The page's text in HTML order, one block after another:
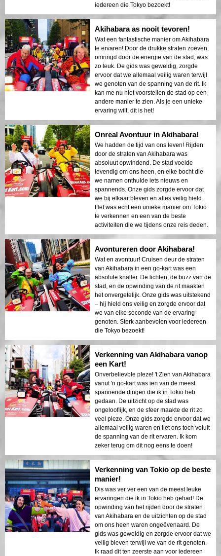
iedereen die Tokyo bezoekt!
Akihabara as nooit tevoren!
Wat een fantastische manier om Akihabara
te ervaren! Door de drukke straten zoeven,
omringd door de energie van de stad, was
zo leuk. De gids was geweldig, zorgde
ervoor dat we allemaal veilig waren terwijl
we genoten van de spanning van de rit. Ik
kan me nu niet voorstellen de stad op een
andere manier te zien. Als je een unieke
ervaring wilt, dit is het!
Onreal Avontuur in Akihabara!
We hadden de tijd van ons leven! Rijden
door de straten van Akihabara was
absoluut opwindend. De stad voelde
levendig om ons heen, en elke bocht die
we namen onthulde iets nieuws en
spannends. Onze gids zorgde ervoor dat
we bij elkaar bleven en alles veilig hield.
Het was echt een unieke manier om Tokio
te verkennen en een van de beste
activiteiten die we tijdens onze reis deden.
Avontureren door Akihabara!
Wat en avontuur! Cruisen deur de straten
van Akihabara in een go-kart was een
absolute knaller. De lichten, de buzz van de
stad, en de opwinding van de rit maakten
het onvergetelijk. Onze gids was uitstekend
– hij hield ons veilig en zorgde ervoor dat
we van elke seconde van de ervaring
genoten. Sterk aanbevolen voor iedereen
die Tokyo bezoekt!
Verkenning van Akihabara vanop
een Kart!
Onverbelievble pleze! 't Zien van Akihabara
vanut 'n go-kart was ien van de meest
spannende dingen die ik in Tokio heb
gedaan. De uitzicht op de stad was
ongelooflijk, en de sfeer maakte de rit zo
veel pleze. Onze gids zorgde ervoor dat we
allemaal veilig waren en liet ons toch voluit
de spanning van de rit ervaren. Ik kom
zeker terug om dit nog eens te doen!
Verkenning van Tokio op de beste
manier!
Dis was ver ver een van de meest leuke
ervaringen die ik in Tokio heb gehad! De
opwinding van het rijden door de straten
van Akihabara en de uitzichten op de stad
om ons heen waren ongeëvenaard. De
gids was geweldig en zorgde ervoor dat we
veilig bleven terwijl we van de rit genoten.
Ik raad dit ten zeerste aan voor iedereen